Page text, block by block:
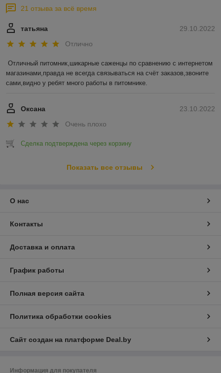
21 отзыва за всё время
29.10.2022
татьяна
Отлично
Отличный питомник,шикарные саженцы по сравнению с интернетом
магазинами,правда не всегда связываться на счёт заказов,звоните
сами,видно у ребят много работы в питомнике.
23.10.2022
Оксана
Очень плохо
Сделка подтверждена через корзину
Показать все отзывы
О нас
Контакты
Доставка и оплата
График работы
Полная версия сайта
Политика обработки cookies
Сайт создан на платформе Deal.by
Информация для покупателя